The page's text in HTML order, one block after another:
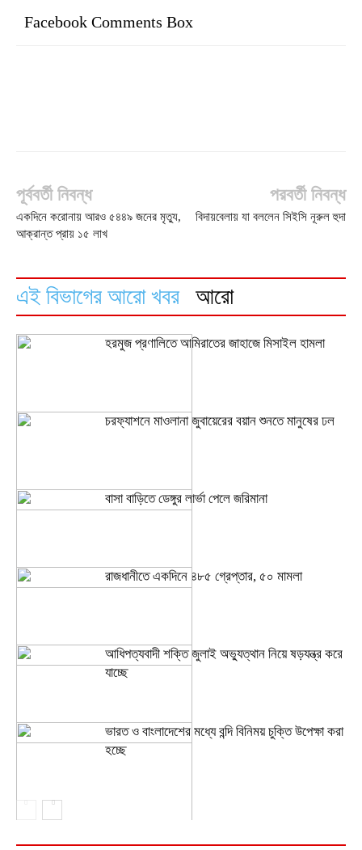
Facebook Comments Box
পূর্ববর্তী নিবন্ধ
একদিনে করোনায় আরও ৫৪৪৯ জনের মৃত্যু,
আক্রান্ত প্রায় ১৫ লাখ
পরবর্তী নিবন্ধ
বিদায়বেলায় যা বললেন সিইসি নূরুল হুদা
এই বিভাগের আরো খবর আরো
হরমুজ প্রণালিতে আমিরাতের জাহাজে মিসাইল হামলা
চরফ্যাশনে মাওলানা জুবায়েরের বয়ান শুনতে মানুষের ঢল
বাসা বাড়িতে ডেঙ্গুর লার্ভা পেলে জরিমানা
রাজধানীতে একদিনে ৪৮৫ গ্রেপ্তার, ৫০ মামলা
আধিপত্যবাদী শক্তি জুলাই অভ্যুত্থান নিয়ে ষড়যন্ত্র করে
যাচ্ছে
ভারত ও বাংলাদেশের মধ্যে বন্দি বিনিময় চুক্তি উপেক্ষা করা
হচ্ছে